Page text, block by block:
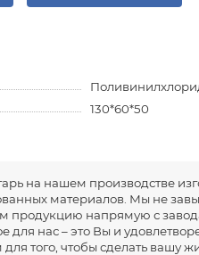
130*60*50
на нашем производстве
материалов. Мы не
продукцию напрямую с
для нас – это Вы и
того, чтобы сделать вашу